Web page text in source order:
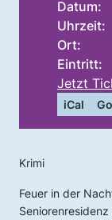
Datum:
Uhrzeit:
Ort:
Eintritt:
Jetzt
iCal
Krimi
Feuer in der